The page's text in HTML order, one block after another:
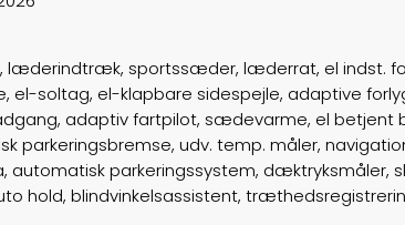
læderindtræk, sportssæder, læderrat, el indst.
el-soltag, el-klapbare sidespejle, adaptive
adaptiv fartpilot, sædevarme, el
parkeringsbremse, udv. temp. måler,
automatisk parkeringssystem, dæktryksmåler,
hold, blindvinkelsassistent,